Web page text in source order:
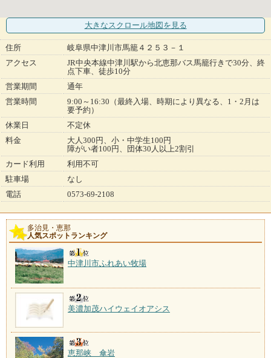
大きなスクロール地図 を見る
住所
岐阜県中津川市馬籠４２５３－１
アクセス
JR中央本線中津川駅から北恵那バス馬籠行きで30分、終
点下車、徒歩10分
営業期間
通年
営業時間
9:00～16:30（最終入場、時期により異なる、1・2月は
要予約）
休業日
不定休
料金
大人300円、小・中学生100円
障がい者100円、団体30人以上2割引
カード利用
利用不可
駐車場
なし
電話
0573-69-2108
多治見・恵那
人気スポットランキング
中津川市ふれあい牧場
美濃加茂ハイウェイオアシス
恵那峡 傘岩